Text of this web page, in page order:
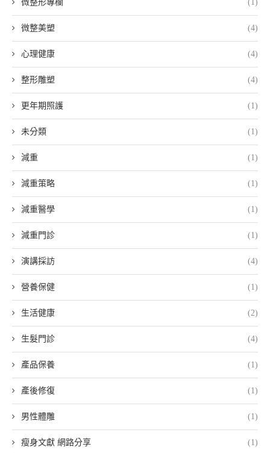
微整形專欄 (1)
微整美塑 (4)
心理健康 (4)
整形雕塑 (4)
更年期照護 (1)
未分類 (1)
減重 (1)
減重策略 (1)
減重醫學 (1)
減重門診 (1)
演講採訪 (4)
營養保健 (1)
生活健康 (2)
生髮門診 (4)
產品保養 (1)
產後修復 (1)
男性體雕 (1)
瘦身文獻 網路分享 (1)